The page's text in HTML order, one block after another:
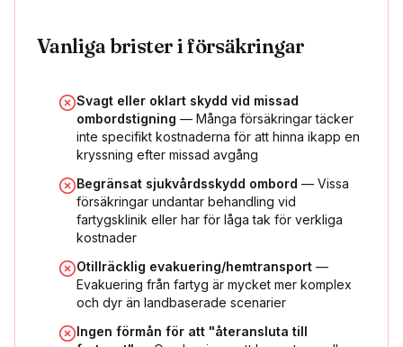
Vanliga brister i försäkringar
Svagt eller oklart skydd vid missad
ombordstigning — Många försäkringar täcker
inte specifikt kostnaderna för att hinna ikapp en
kryssning efter missad avgång
Begränsat sjukvårdsskydd ombord — Vissa
försäkringar undantar behandling vid
fartygsklinik eller har för låga tak för verkliga
kostnader
Otillräcklig evakuering/hemtransport —
Evakuering från fartyg är mycket mer komplex
och dyr än landbaserade scenarier
Ingen förmån för att "återansluta till